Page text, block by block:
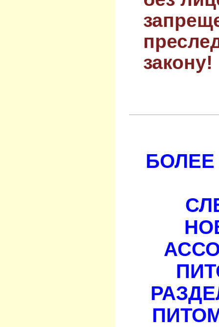
закону!
БОЛЕЕ